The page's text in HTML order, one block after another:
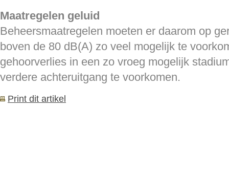
Maatregelen geluid
Beheersmaatregelen moeten er daarom op
boven de 80 dB(A) zo veel mogelijk te
gehoorverlies in een zo vroeg mogelijk
verdere achteruitgang te voorkomen.
Print dit artikel